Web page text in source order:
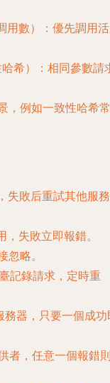
數）
：優先調用
希）
：相同參數請
，例如一致性哈希常
失敗后重試其他服務
，失敗立即報錯。
忽略。
記錄請求，定時重
務器，只要一個成功
者，任意一個報錯